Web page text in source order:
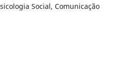
Social, Comunicação